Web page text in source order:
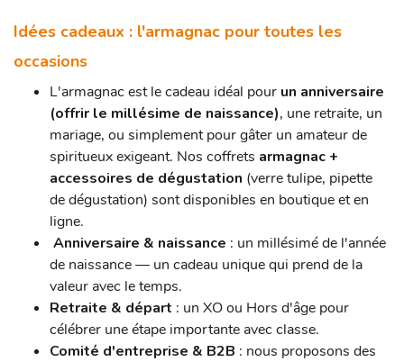
Idées cadeaux : l'armagnac pour toutes les
occasions
L'armagnac est le cadeau idéal pour un anniversaire
(offrir le millésime de naissance), une retraite, un
mariage, ou simplement pour gâter un amateur de
spiritueux exigeant. Nos coffrets armagnac +
accessoires de dégustation (verre tulipe, pipette
de dégustation) sont disponibles en boutique et en
ligne.
Anniversaire & naissance : un millésimé de l'année
de naissance — un cadeau unique qui prend de la
valeur avec le temps.
Retraite & départ : un XO ou Hors d'âge pour
célébrer une étape importante avec classe.
Comité d'entreprise & B2B : nous proposons des